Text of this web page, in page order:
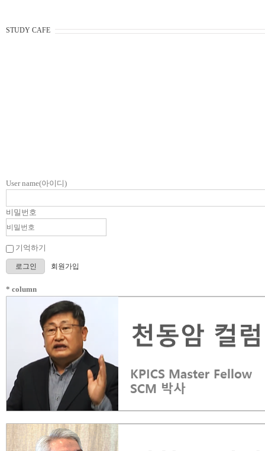
STUDY CAFE
User name(아이디)
비밀번호
기억하기
로그인 회원가입
* column